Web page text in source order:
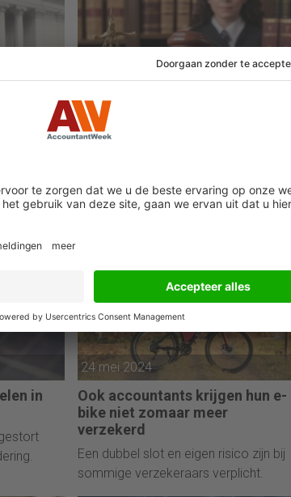
24 mei 2024
Doorhaling na dubieuze cijfers
schending beroepsregels
in
24 mei 2024
Ook accountants krijgen hun e-
bike niet zomaar meer
verzekerd
Een dubbel slot en eigen risico zijn bij
sommige verzekeraars verplicht.